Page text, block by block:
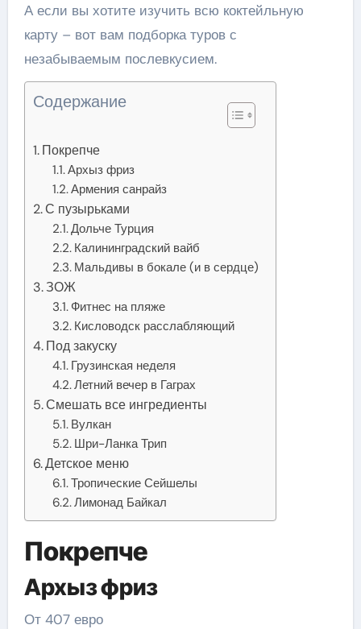
А если вы хотите изучить всю коктейльную
карту – вот вам подборка туров с
незабываемым послевкусием.
Содержание
Покрепче
Архыз фриз
Армения санрайз
С пузырьками
Дольче Турция
Калининградский вайб
Мальдивы в бокале (и в сердце)
ЗОЖ
Фитнес на пляже
Кисловодск расслабляющий
Под закуску
Грузинская неделя
Летний вечер в Гаграх
Смешать все ингредиенты
Вулкан
Шри-Ланка Трип
Детское меню
Тропические Сейшелы
Лимонад Байкал
Покрепче
Архыз фриз
От 407 евро